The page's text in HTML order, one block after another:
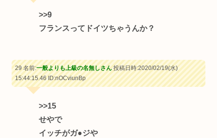
>>9
フランスってドイツちゃうんか？
29 名前:一般よりも上級の名無しさん投稿日時:2020/02/19(水)
15:44:15.46ID:nOCviunBp
>>15
せやで
イッチがガ●ジや